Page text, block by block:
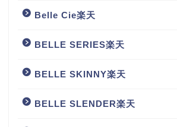
Belle Cie楽天
BELLE SERIES楽天
BELLE SKINNY楽天
BELLE SLENDER楽天